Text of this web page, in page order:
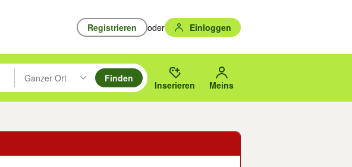
Registrieren oder Einloggen
nach oben/unten durchsuchen und mit Eingabetaste auswählen.
Eingabetaste drücken um zu suchen, oder Vorschläge mit den Pfeiltasten nach oben/
Ganzer Ort
Suche im Umkreis des gewählten Orts oder PLZ.
Finden
Inserieren Meins